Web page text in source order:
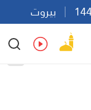
بيروت
Ar